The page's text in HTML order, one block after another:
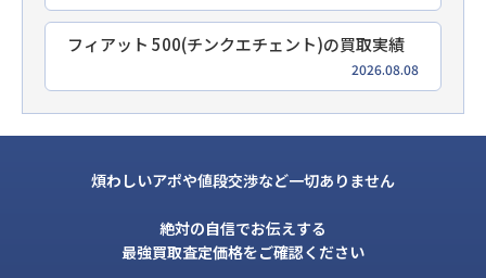
フィアット 500(チンクエチェント)の買取実績
2026.08.08
煩わしいアポや値段交渉など一切ありません
絶対の自信でお伝えする
最強買取査定価格をご確認ください